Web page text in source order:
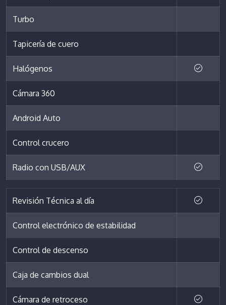
Turbo
Tapicería de cuero
Halógenos
Cámara 360
Android Auto
Control crucero
Radio con USB/AUX
Revisión Técnica al día
Control electrónico de estabilidad
Control de descenso
Caja de cambios dual
Cámara de retroceso